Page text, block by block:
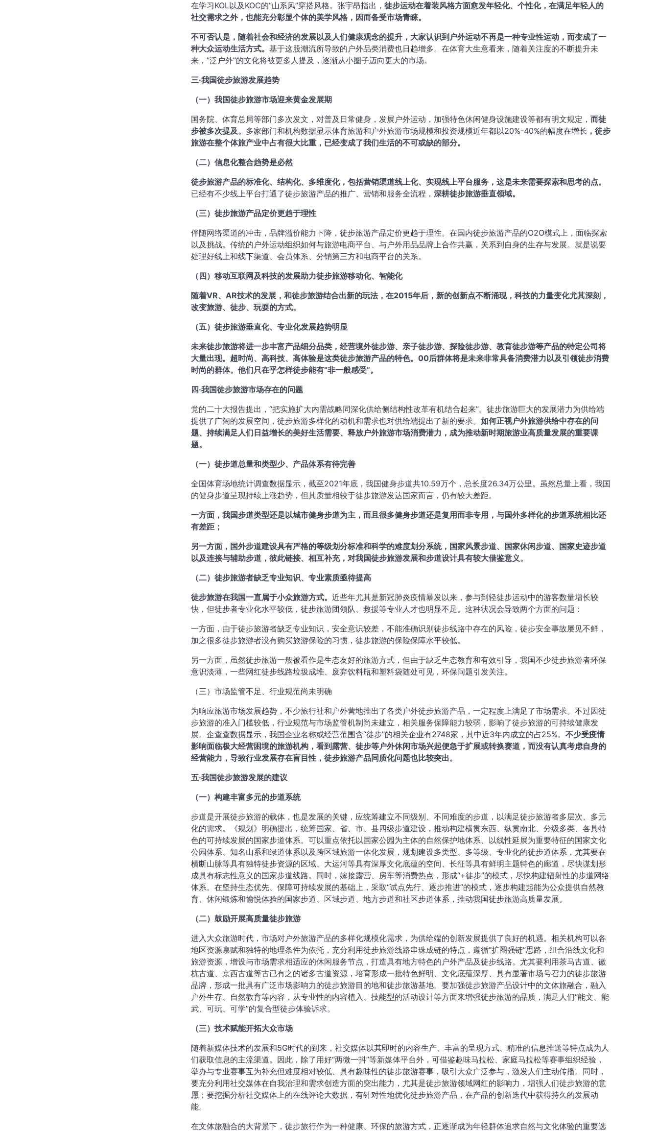
在学习KOL以及KOC的“山系风”穿搭风格。张宇昂指出， 徒步运动在着装风格方面愈发年轻化、个性化，在满足年轻人的
社交需求之外，也能充分彰显个体的美学风格，因而备受市场青睐。
不可否认是，随着社会和经济的发展以及人们健康观念的提升，大家认识到户外运动不再是一种专业性运动，而变成了一
种大众运动生活方式。 基于这股潮流所导致的户外品类消费也日趋增多。在体育大生意看来，随着关注度的不断提升未
来，“泛户外”的文化将被更多人提及，逐渐从小圈子迈向更大的市场。
三·我国徒步旅游发展趋势
（一）我国徒步旅游市场迎来黄金发展期
国务院、体育总局等部门多次发文，对普及日常健身，发展户外运动，加强特色休闲健身设施建设等都有明文规定， 而徒
步被多次提及。 多家部门和机构数据显示体育旅游和户外旅游市场规模和投资规模近年都以20%-40%的幅度在增长 ，徒步
旅游在整个体旅产业中占有很大比重，已经变成了我们生活的不可或缺的部分。
（二）信息化整合趋势是必然
徒步旅游产品的标准化、结构化、多维度化，包括营销渠道线上化、实现线上平台服务，这是未来需要探索和思考的点。
已经有不少线上平台打通了徒步旅游产品的推广、营销和服务全流程， 深耕徒步旅游垂直领域。
（三）徒步旅游产品定价更趋于理性
伴随网络渠道的冲击，品牌溢价能力下降，徒步旅游产品定价更趋于理性。在国内徒步旅游产品的O2O模式上，面临探索
以及挑战。传统的户外运动组织如何与旅游电商平台、与户外用品品牌上合作共赢，关系到自身的生存与发展。就是说要
处理好线上和线下渠道、会员体系、分销第三方和电商平台的关系。
（四）移动互联网及科技的发展助力徒步旅游移动化、智能化
随着VR、AR技术的发展，和徒步旅游结合出新的玩法，在2015年后，新的创新点不断涌现，科技的力量变化尤其深刻，
改变旅游、徒步、玩耍的方式。
（五）徒步旅游垂直化、专业化发展趋势明显
未来徒步旅游将进一步丰富产品细分品类，经营境外徒步游、亲子徒步游、探险徒步游、教育徒步游等产品的特定公司将
大量出现。超时尚、高科技、高体验是这类徒步旅游产品的特色。00后群体将是未来非常具备消费潜力以及引领徒步消费
时尚的群体。他们只在乎怎样徒步能有“非一般感受”。
四·我国徒步旅游市场存在的问题
党的二十大报告提出，“把实施扩大内需战略同深化供给侧结构性改革有机结合起来”。徒步旅游巨大的发展潜力为供给端
提供了广阔的发展空间，徒步旅游多样化的动机和需求也对供给端提出了新的要求。 如何正视户外旅游供给中存在的问
题、持续满足人们日益增长的美好生活需要、释放户外旅游市场消费潜力，成为推动新时期旅游业高质量发展的重要课
题。
（一）徒步道总量和类型少、产品体系有待完善
全国体育场地统计调查数据显示，截至2021年底，我国健身步道共10.59万个，总长度26.34万公里。虽然总量上看，我国
的健身步道呈现持续上涨趋势，但其质量相较于徒步旅游发达国家而言，仍有较大差距。
一方面，我国步道类型还是以城市健身步道为主，而且很多健身步道还是复用而非专用，与国外多样化的步道系统相比还
有差距；
另一方面，国外步道建设具有严格的等级划分标准和科学的难度划分系统，国家风景步道、国家休闲步道、国家史迹步道
以及连接与辅助步道，彼此链接、相互补充，对我国徒步旅游发展和步道设计具有较大借鉴意义。
（二）徒步旅游者缺乏专业知识、专业素质亟待提高
徒步旅游在我国一直属于小众旅游方式。 近些年尤其是新冠肺炎疫情暴发以来，参与到轻徒步运动中的游客数量增长较
快，但徒步者专业化水平较低，徒步旅游团领队、救援等专业人才也明显不足。这种状况会导致两个方面的问题：
一方面，由于徒步旅游者缺乏专业知识，安全意识较差，不能准确识别徒步线路中存在的风险，徒步安全事故屡见不鲜，
加之很多徒步旅游者没有购买旅游保险的习惯，徒步旅游的保险保障水平较低。
另一方面，虽然徒步旅游一般被看作是生态友好的旅游方式，但由于缺乏生态教育和有效引导，我国不少徒步旅游者环保
意识淡薄，一些网红徒步线路垃圾成堆、废弃饮料瓶和塑料袋随处可见，环保问题引发关注。
（三）市场监管不足、行业规范尚未明确
为响应旅游市场发展趋势，不少旅行社和户外营地推出了各类户外徒步旅游产品，一定程度上满足了市场需求。不过因徒
步旅游的准入门槛较低，行业规范与市场监管机制尚未建立，相关服务保障能力较弱，影响了徒步旅游的可持续健康发
展。企查查数据显示，我国企业名称或经营范围含“徒步”的相关企业有2748家，其中近3年内成立的占25%。 不少受疫情
影响面临极大经营困境的旅游机构，看到露营、徒步等户外休闲市场兴起便急于扩展或转换赛道，而没有认真考虑自身的
经营能力，导致行业发展存在盲目性，徒步旅游产品同质化问题也比较突出。
五·我国徒步旅游发展的建议
（一）构建丰富多元的步道系统
步道是开展徒步旅游的载体，也是发展的关键，应统筹建立不同级别、不同难度的步道，以满足徒步旅游者多层次、多元
化的需求。《规划》明确提出，统筹国家、省、市、县四级步道建设，推动构建横贯东西、纵贯南北、分级多类、各具特
色的可持续发展的国家步道体系。可以重点依托以国家公园为主体的自然保护地体系、以线性延展为重要特征的国家文化
公园体系、知名山系和绿道体系以及跨区域旅游一体化发展，规划建设多类型、多等级、专业化的徒步道体系，尤其要在
横断山脉等具有独特徒步资源的区域、大运河等具有深厚文化底蕴的空间、长征等具有鲜明主题特色的廊道，尽快谋划形
成具有标志性意义的国家步道线路。同时，嫁接露营、房车等消费热点，形成“+徒步”的模式，尽快构建辐射性的步道网络
体系。在坚持生态优先、保障可持续发展的基础上，采取“试点先行、逐步推进”的模式，逐步构建起能为公众提供自然教
育、休闲锻炼和愉悦体验的国家步道、区域步道、地方步道和社区步道体系，推动我国徒步旅游高质量发展。
（二）鼓励开展高质量徒步旅游
进入大众旅游时代，市场对户外旅游产品的多样化规模化需求，为供给端的创新发展提供了良好的机遇。相关机构可以各
地区资源禀赋和独特的地理条件为依托，充分利用徒步旅游线路串珠成链的特点，遵循“扩圈强链”思路，组合沿线文化和
旅游资源，增设与市场需求相适应的休闲服务节点，打造具有地方特色的户外产品及徒步线路。尤其要利用茶马古道、徽
杭古道、京西古道等古已有之的诸多古道资源，培育形成一批特色鲜明、文化底蕴深厚、具有显著市场号召力的徒步旅游
品牌，形成一批具有广泛市场影响力的徒步旅游目的地和徒步旅游基地。要加强徒步旅游产品设计中的文体旅融合，融入
户外生存、自然教育等内容，从专业性的内容植入、技能型的活动设计等方面来增强徒步旅游的品质，满足人们“能文、能
武、可玩、可学”的复合型徒步体验诉求。
（三）技术赋能开拓大众市场
随着新媒体技术的发展和5G时代的到来，社交媒体以其即时的内容生产、丰富的呈现方式、精准的信息推送等特点成为人
们获取信息的主流渠道。因此，除了用好“两微一抖”等新媒体平台外，可借鉴趣味马拉松、家庭马拉松等赛事组织经验，
举办与专业赛事互为补充但难度相对较低、具有趣味性的徒步旅游赛事，吸引大众广泛参与，激发人们主动传播。同时，
要充分利用社交媒体在自我治理和需求创造方面的突出能力，尤其是徒步旅游领域网红的影响力，增强人们徒步旅游的意
愿；要挖掘分析社交媒体上的在线评论大数据，有针对性地优化徒步旅游产品，在产品的创新迭代中获得持久的发展动
能。
在文体旅融合的大背景下，徒步旅行作为一种健康、环保的旅游方式，正逐渐成为年轻群体追求自然与文化体验的重要选